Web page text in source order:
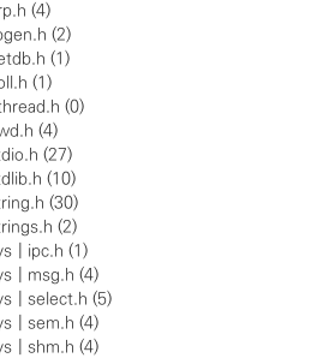
(4)
(2)
(1)
(1)
(0)
(4)
(27)
(10)
(30)
(2)
| ipc.h (1)
| msg.h (4)
| select.h (5)
| sem.h (4)
| shm.h (4)